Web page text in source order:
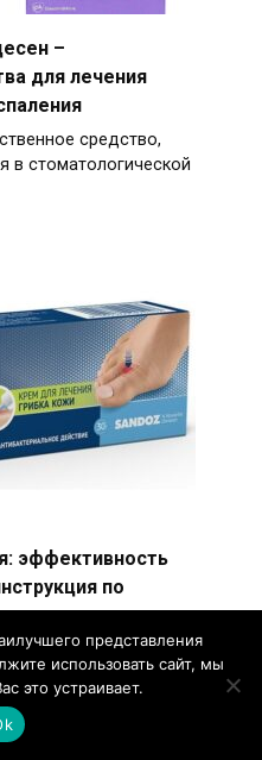
–
для лечения
средство,
в стоматологической
эффективность
по
и отзывы
средство с
и антисептическими
представления
использовать сайт, мы
это устраивает.